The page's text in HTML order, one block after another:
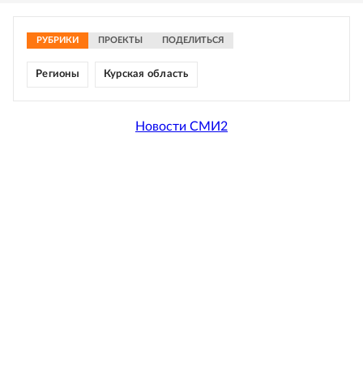
РУБРИКИ ПРОЕКТЫ ПОДЕЛИТЬСЯ
Регионы Курская область
Новости СМИ2